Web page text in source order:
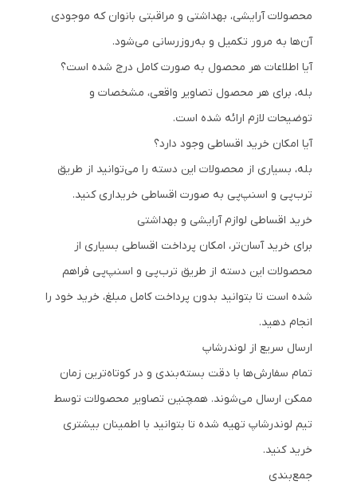
محصولات آرایشی، بهداشتی و مراقبتی بانوان که موجودی
آن‌ها به مرور تکمیل و به‌روزرسانی می‌شود.
آیا اطلاعات هر محصول به صورت کامل درج شده است؟
بله، برای هر محصول تصاویر واقعی، مشخصات و
توضیحات لازم ارائه شده است.
آیا امکان خرید اقساطی وجود دارد؟
بله، بسیاری از محصولات این دسته را می‌توانید از طریق
ترب‌پی و اسنپ‌پی به صورت اقساطی خریداری کنید.
خرید اقساطی لوازم آرایشی و بهداشتی
برای خرید آسان‌تر، امکان پرداخت اقساطی بسیاری از
محصولات این دسته از طریق ترب‌پی و اسنپ‌پی فراهم
شده است تا بتوانید بدون پرداخت کامل مبلغ، خرید خود را
انجام دهید.
ارسال سریع از لوندرشاپ
تمام سفارش‌ها با دقت بسته‌بندی و در کوتاه‌ترین زمان
ممکن ارسال می‌شوند. همچنین تصاویر محصولات توسط
تیم لوندرشاپ تهیه شده تا بتوانید با اطمینان بیشتری
خرید کنید.
جمع‌بندی